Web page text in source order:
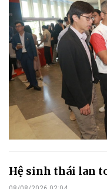
Hệ sinh thái lan